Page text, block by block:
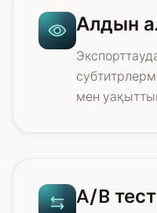
Алдын
мен
A/B